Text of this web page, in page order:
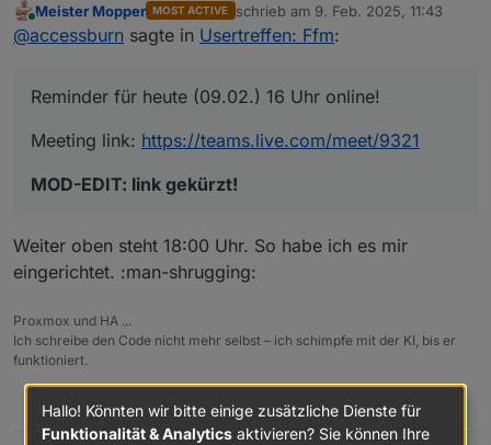
Meeting link:https://teams.live.com/meet/9321
Meister Mopper MOST ACTIVE schrieb am 9. Feb. 2025, 11:43
zuletzt editiert von
@accessburn sagte in Usertreffen: Ffm:
Reminder für heute (09.02.) 16 Uhr online!
Meeting link: https://teams.live.com/meet/9321
MOD-EDIT: link gekürzt!
Weiter oben steht 18:00 Uhr. So habe ich es mir
eingerichtet. :man-shrugging:
Proxmox und HA ...
Ich schreibe den Code nicht mehr selbst – ich schimpfe mit der KI, bis er
funktioniert.
0
Hallo! Könnten wir bitte einige zusätzliche Dienste für
Funktionalität & Analytics aktivieren? Sie können Ihre